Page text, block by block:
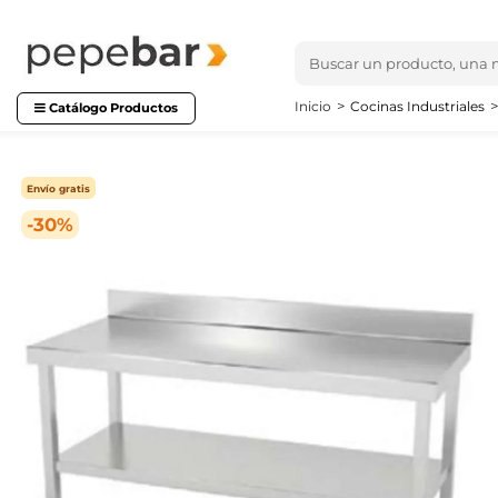
Catálogo Productos Inicio Cocinas Industriales
-30%
Envío gratis